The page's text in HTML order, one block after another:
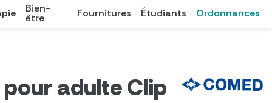
Bien-
être Fournitures Étudiants Ordonnances
adulte Clip